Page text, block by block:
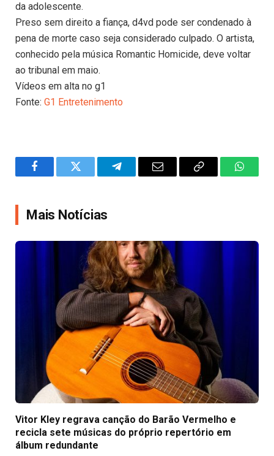
da adolescente.
Preso sem direito a fiança, d4vd pode ser condenado à
pena de morte caso seja considerado culpado. O artista,
conhecido pela música Romantic Homicide, deve voltar
ao tribunal em maio.
Vídeos em alta no g1
Fonte: G1 Entretenimento
FacebookTwitter TelegramEmail
Copy
Mais Notícias
Vitor Kley regrava canção do Barão Vermelho e
recicla sete músicas do próprio repertório em
álbum redundante